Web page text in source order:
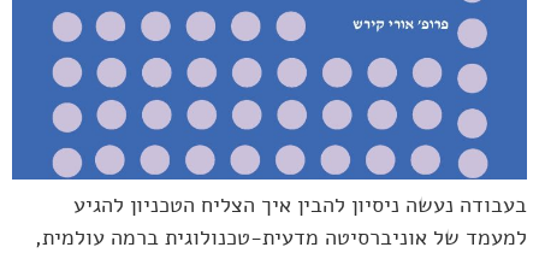
בעבודה נעשה ניסיון להבין איך הצליח הטכניון להגיע
למעמד של אוניברסיטה מדעית-טכנולוגית ברמה עולמית,